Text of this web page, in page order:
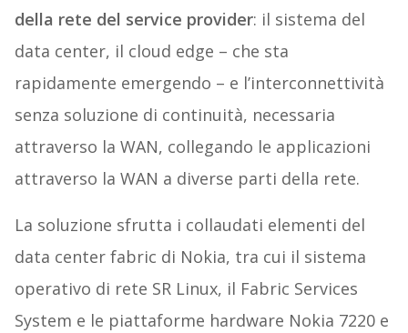
della rete del service provider: il sistema del
data center, il cloud edge – che sta
rapidamente emergendo – e l’interconnettività
senza soluzione di continuità, necessaria
attraverso la WAN, collegando le applicazioni
attraverso la WAN a diverse parti della rete.
La soluzione sfrutta i collaudati elementi del
data center fabric di Nokia, tra cui il sistema
operativo di rete SR Linux, il Fabric Services
System e le piattaforme hardware Nokia 7220 e